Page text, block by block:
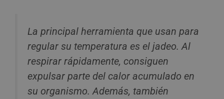
La principal herramienta que usan para
regular su temperatura es el jadeo. Al
respirar rápidamente, consiguen
expulsar parte del calor acumulado en
su organismo. Además, también